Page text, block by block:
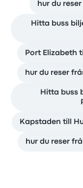
hur du
Hitta buss
Port Elizabeth
hur du reser
Hitta buss
Kapstaden till
hur du reser